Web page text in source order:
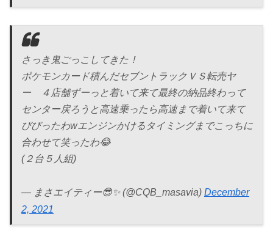
さっき鬼ごっこしてきた！
ポケモンカード積んだセブントラックＶＳ転売ヤ
ー ４店舗ずーっと着いて来て最終の納品終わって
センター戻ろうと高速乗ったら高速まで着いて来て
びびったわwエンジンかけるタイミングまでこっちに
合わせて笑ったわ😂
(２台５人組)
— まさエイティー😎✨ (@CQB_masavia) December
2, 2021